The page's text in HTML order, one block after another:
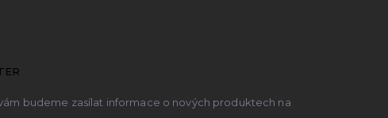
budeme zasílat informace o nových produktech na